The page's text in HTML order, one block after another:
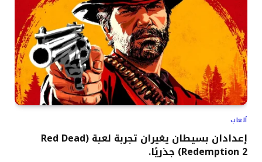
ألعاب
إعدادان بسيطان يغيران تجربة لعبة (Red Dead
Redemption 2) جذريًا.